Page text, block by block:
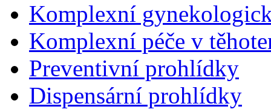
Komplexní
Komplexní péče v
Preventivní prohlídky
Dispensární prohlídky